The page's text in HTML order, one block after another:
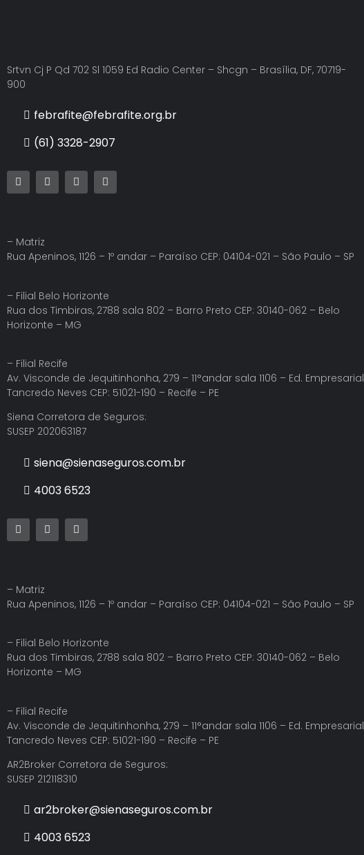
Srtvn Cj P Qd 702 Sl 1059 Ed Radio Center – Shcgn – Brasília, DF, 70719-
900
febrafite@febrafite.org.br
(61) 3328-2907
– Matriz
Rua Apeninos, 1126 – 1º andar – Paraíso CEP: 04104-021 – São Paulo – SP
– Filial Belo Horizonte
Rua dos Timbiras, 2788 sala 802 – Barro Preto CEP: 30140-062 – Belo
Horizonte – MG
– Filial Recife
Av. Visconde de Jequitinhonha, 279 – 11°andar sala 1106 – Ed. Empresarial
Tancredo Neves CEP: 51021-190 – Recife – PE
Siena Corretora de Seguros:
SUSEP 202063187
siena@sienaseguros.com.br
4003 6523
– Matriz
Rua Apeninos, 1126 – 1º andar – Paraíso CEP: 04104-021 – São Paulo – SP
– Filial Belo Horizonte
Rua dos Timbiras, 2788 sala 802 – Barro Preto CEP: 30140-062 – Belo
Horizonte – MG
– Filial Recife
Av. Visconde de Jequitinhonha, 279 – 11°andar sala 1106 – Ed. Empresarial
Tancredo Neves CEP: 51021-190 – Recife – PE
AR2Broker Corretora de Seguros:
SUSEP 212118310
ar2broker@sienaseguros.com.br
4003 6523